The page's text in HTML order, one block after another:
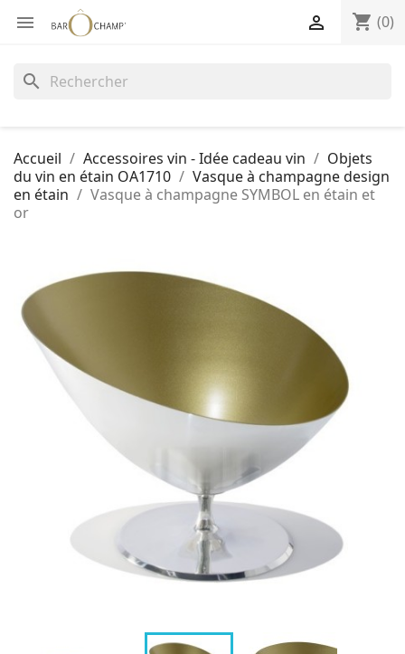
 shopping_cart (0)

search
Accueil Accessoires vin - Idée cadeau vin
Objets
du vin en étain OA1710
Vasque à champagne design
en étain
Vasque à champagne SYMBOL en étain et
or